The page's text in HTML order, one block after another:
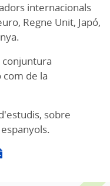
internacionals
Regne Unit, Japó,
de la
sobre